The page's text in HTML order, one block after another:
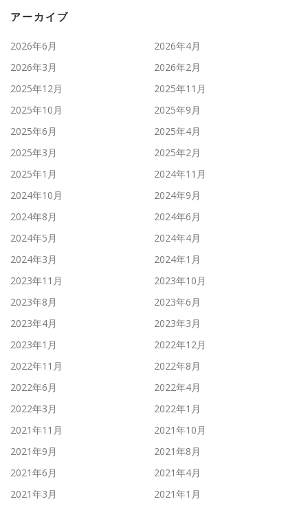
アーカイブ
2026年6月
2026年4月
2026年3月
2026年2月
2025年12月
2025年11月
2025年10月
2025年9月
2025年6月
2025年4月
2025年3月
2025年2月
2025年1月
2024年11月
2024年10月
2024年9月
2024年8月
2024年6月
2024年5月
2024年4月
2024年3月
2024年1月
2023年11月
2023年10月
2023年8月
2023年6月
2023年4月
2023年3月
2023年1月
2022年12月
2022年11月
2022年8月
2022年6月
2022年4月
2022年3月
2022年1月
2021年11月
2021年10月
2021年9月
2021年8月
2021年6月
2021年4月
2021年3月
2021年1月